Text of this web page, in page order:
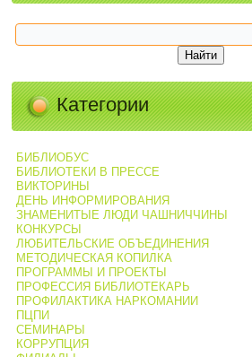
Категории
БИБЛИОБУС
БИБЛИОТЕКИ В ПРЕССЕ
ВИКТОРИНЫ
ДЕНЬ ИНФОРМИРОВАНИЯ
ЗНАМЕНИТЫЕ ЛЮДИ ЧАШНИЧЧИНЫ
КОНКУРСЫ
ЛЮБИТЕЛЬСКИЕ ОБЪЕДИНЕНИЯ
МЕТОДИЧЕСКАЯ КОПИЛКА
ПРОГРАММЫ И ПРОЕКТЫ
ПРОФЕССИЯ БИБЛИОТЕКАРЬ
ПРОФИЛАКТИКА НАРКОМАНИИ
ПЦПИ
СЕМИНАРЫ
КОРРУПЦИЯ